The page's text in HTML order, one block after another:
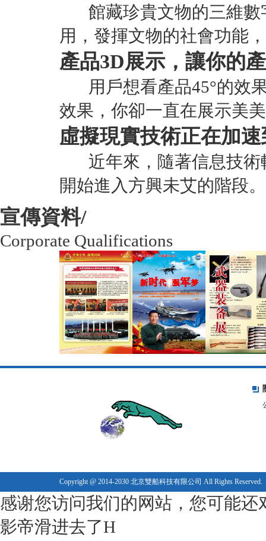
館藏珍貴文物的三維數
用，發揮文物的社會功能
產品3D展示，讓你的
用戶想看產品45°的效果
效果，你卻一直在展示美
虛擬現實技術正在加
近年來，隨著信息技術
開始進入方興未艾的階段
宣傳資料/
Corporate Qualifications
Copyright @ 2014-2030 北京雙船科技有限公司 All Rights Reserved.
感谢您访问我们的网站，您可能还
影帝滑进去了H